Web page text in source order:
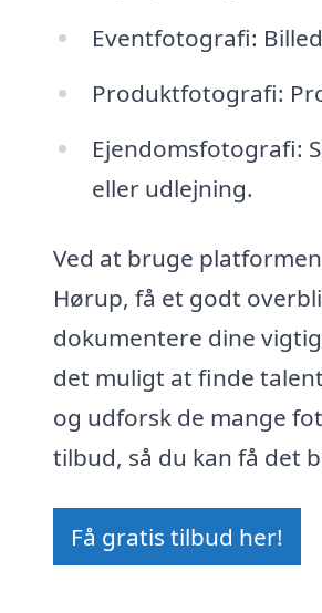
Eventfotografi:
Produktfotografi:
Ejendomsfotografi:
eller udlejning.
Ved at bruge
Hørup, få et godt
dokumentere dine
det muligt at finde
og udforsk de mange
tilbud, så du kan få det
Få gratis tilbud her!